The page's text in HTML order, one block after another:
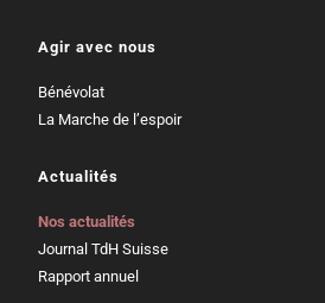
Agir avec nous
Bénévolat
La Marche de l’espoir
Actualités
Nos actualités
Journal TdH Suisse
Rapport annuel